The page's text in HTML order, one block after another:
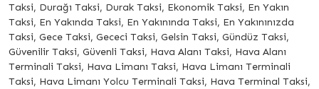
Taksi, Durağı Taksi, Durak Taksi, Ekonomik Taksi, En Yakın
Taksi, En Yakında Taksi, En Yakınında Taksi, En Yakınınızda
Taksi, Gece Taksi, Gececi Taksi, Gelsin Taksi, Gündüz Taksi,
Güvenilir Taksi, Güvenli Taksi, Hava Alanı Taksi, Hava Alanı
Terminali Taksi, Hava Limanı Taksi, Hava Limanı Terminali
Taksi, Hava Limanı Yolcu Terminali Taksi, Hava Terminal Taksi,